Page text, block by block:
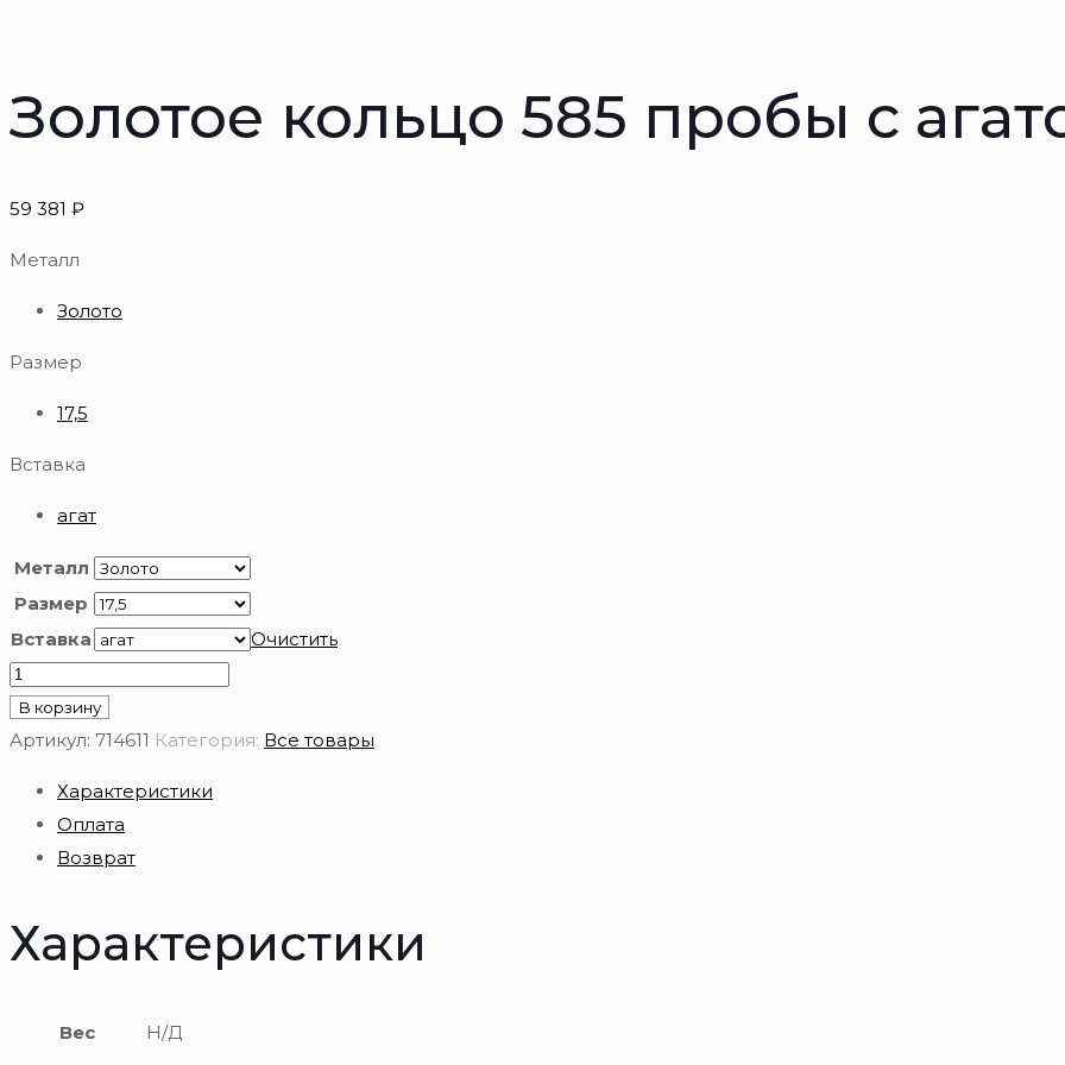
Золотое кольцо 585 пробы с
59 381 ₽
Металл
Золото
Размер
17,5
Вставка
агат
Металл
Размер
Вставка
Очистить
Количество
товара
Золотое
пробы
В корзину
Артикул: 714611 Категория: Все товары
Характеристики
Оплата
Возврат
Характеристики
Вес Н/Д